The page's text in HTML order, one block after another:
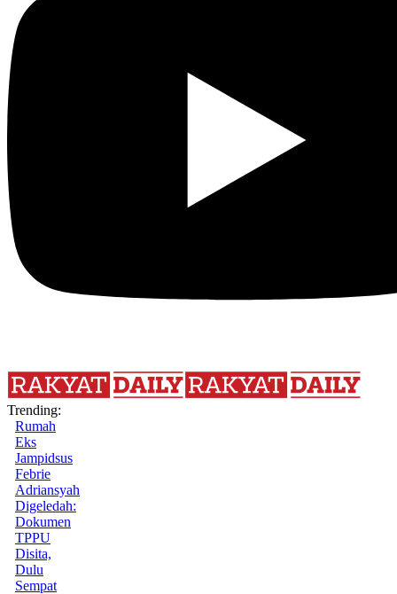
Trending:
Rumah
Eks
Jampidsus
Febrie
Adriansyah
Digeledah:
Dokumen
TPPU
Disita,
Dulu
Sempat